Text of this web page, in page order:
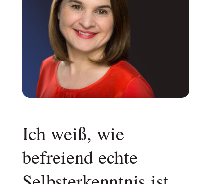
Ich weiß, wie
befreiend echte